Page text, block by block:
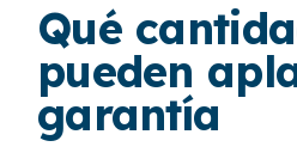
Qué
pueden
garantía